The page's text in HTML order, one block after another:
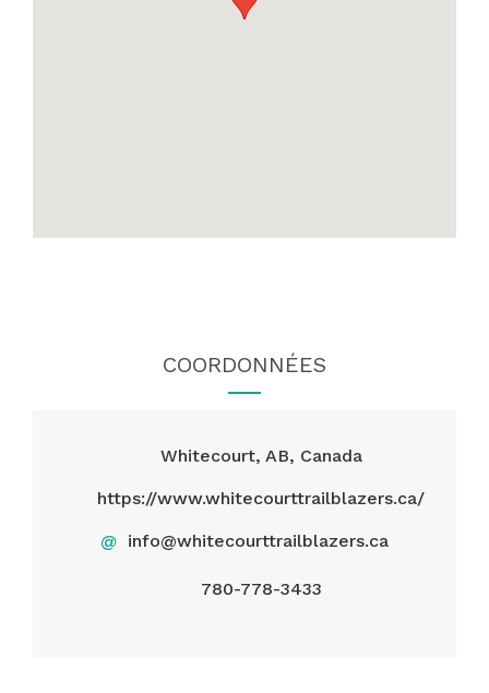
COORDONNÉES
Whitecourt, AB, Canada
https://www.whitecourttrailblazers.ca/
@ info@whitecourttrailblazers.ca
780-778-3433